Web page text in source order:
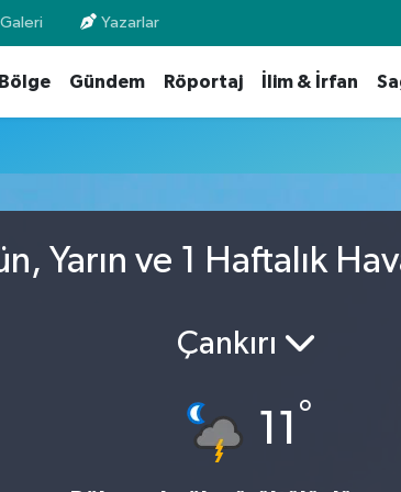
Yazarlar
Bölge Gündem Röportaj İlim & İrfan
Yarın ve 1 Haftalık
Çankırı
11 °